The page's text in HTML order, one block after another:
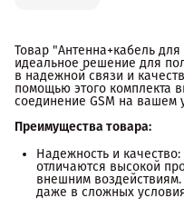
Товар "Антенна+кабель
идеальное решение для
в надежной связи и
помощью этого комплекта
соединение GSM на вашем
Преимущества товара:
Надежность и
отличаются высокой
внешним
даже в сложных